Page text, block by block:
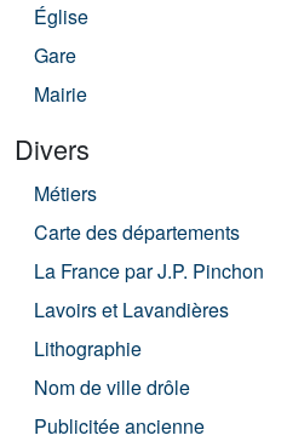
Église
Gare
Mairie
Divers
Métiers
Carte des départements
La France par J.P. Pinchon
Lavoirs et Lavandières
Lithographie
Nom de ville drôle
Publicitée ancienne